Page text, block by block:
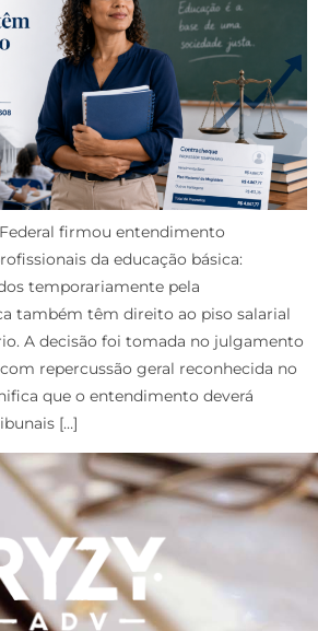
firmou entendimento
da educação básica:
temporariamente pela
também têm direito ao piso salarial
A decisão foi tomada no julgamento
com repercussão geral reconhecida no
que o entendimento deverá
[…]